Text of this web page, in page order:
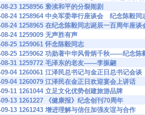
23 1258956 亵渎和平的分裂闹剧
08-24 1258964 中央军委举行座谈会 纪念陈毅同
08-24 1258965 在纪念陈毅同志诞辰一百周年座
24 1259009 无声胜有声
25 1259061 怀念陈毅同志
08-25 1259062 功勋著中华风骨炳千秋——纪念陈
08-31 1259772 毛泽东的老友——李振翩
09-04 1260061 江泽民总书记与金正日总书记会谈
09-04 1260079 江泽民在金正日欢迎宴会上讲话
09-11 1261044 立足文化优势创建旅游品牌
13 1261227 《健康报》纪念创刊70周年
09-13 1261243 增进理解与信任加强友谊与合作